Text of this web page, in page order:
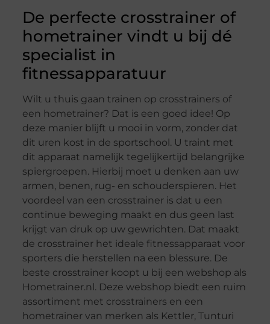
De perfecte crosstrainer of
hometrainer vindt u bij dé
specialist in
fitnessapparatuur
Wilt u thuis gaan trainen op crosstrainers of
een hometrainer? Dat is een goed idee! Op
deze manier blijft u mooi in vorm, zonder dat
dit uren kost in de sportschool. U traint met
dit apparaat namelijk tegelijkertijd belangrijke
spiergroepen. Hierbij moet u denken aan uw
armen, benen, rug- en schouderspieren. Het
voordeel van een crosstrainer is dat u een
continue beweging maakt en dus geen last
krijgt van druk op uw gewrichten. Dat maakt
de crosstrainer het ideale fitnessapparaat voor
sporters die herstellen na een blessure. De
beste crosstrainer koopt u bij een webshop als
Hometrainer.nl. Deze webshop biedt een ruim
assortiment met crosstrainers en een
hometrainer van merken als Kettler, Tunturi